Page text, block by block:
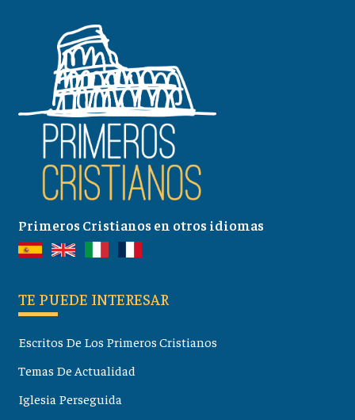
Primeros Cristianos en otros idiomas
TE PUEDE INTERESAR
Escritos De Los Primeros Cristianos
Temas De Actualidad
Iglesia Perseguida